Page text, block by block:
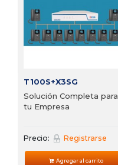
T100S+X3SG
Solución Completa para
tu Empresa
Precio: Registrarse
Agregar al carrito